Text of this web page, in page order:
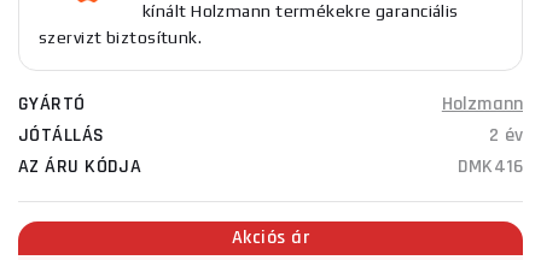
kínált Holzmann termékekre garanciális
szervizt biztosítunk.
GYÁRTÓ
Holzmann
JÓTÁLLÁS
2 év
AZ ÁRU KÓDJA
DMK416
Akciós ár